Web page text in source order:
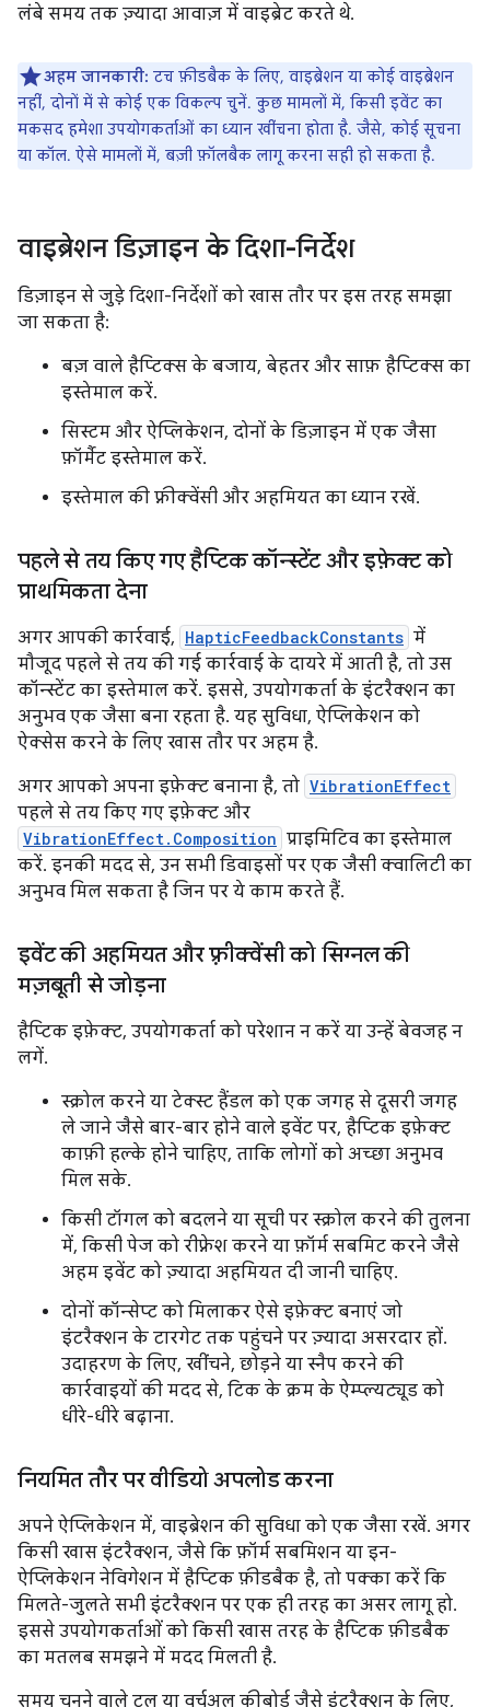
लंबे समय तक ज़्यादा आवाज़ में वाइब्रेट करते थे.
अहम जानकारी: टच फ़ीडबैक के लिए, वाइब्रेशन या कोई वाइब्रेशन
नहीं, दोनों में से कोई एक विकल्प चुनें. कुछ मामलों में, किसी इवेंट का
मकसद हमेशा उपयोगकर्ताओं का ध्यान खींचना होता है. जैसे, कोई सूचना
या कॉल. ऐसे मामलों में, बज़ी फ़ॉलबैक लागू करना सही हो सकता है.
वाइब्रेशन डिज़ाइन के दिशा-निर्देश
डिज़ाइन से जुड़े दिशा-निर्देशों को खास तौर पर इस तरह समझा
जा सकता है:
बज़ वाले हैप्टिक्स के बजाय, बेहतर और साफ़ हैप्टिक्स का
इस्तेमाल करें.
सिस्टम और ऐप्लिकेशन, दोनों के डिज़ाइन में एक जैसा
फ़ॉर्मैट इस्तेमाल करें.
इस्तेमाल की फ़्रीक्वेंसी और अहमियत का ध्यान रखें.
पहले से तय किए गए हैप्टिक कॉन्स्टेंट और इफ़ेक्ट को
प्राथमिकता देना
अगर आपकी कार्रवाई, HapticFeedbackConstants में
मौजूद पहले से तय की गई कार्रवाई के दायरे में आती है, तो उस
कॉन्स्टेंट का इस्तेमाल करें. इससे, उपयोगकर्ता के इंटरैक्शन का
अनुभव एक जैसा बना रहता है. यह सुविधा, ऐप्लिकेशन को
ऐक्सेस करने के लिए खास तौर पर अहम है.
अगर आपको अपना इफ़ेक्ट बनाना है, तो VibrationEffect
पहले से तय किए गए इफ़ेक्ट और
VibrationEffect.Composition प्राइमिटिव का इस्तेमाल
करें. इनकी मदद से, उन सभी डिवाइसों पर एक जैसी क्वालिटी का
अनुभव मिल सकता है जिन पर ये काम करते हैं.
इवेंट की अहमियत और फ़्रीक्वेंसी को सिग्नल की
मज़बूती से जोड़ना
हैप्टिक इफ़ेक्ट, उपयोगकर्ता को परेशान न करें या उन्हें बेवजह न
लगें.
स्क्रोल करने या टेक्स्ट हैंडल को एक जगह से दूसरी जगह
ले जाने जैसे बार-बार होने वाले इवेंट पर, हैप्टिक इफ़ेक्ट
काफ़ी हल्के होने चाहिए, ताकि लोगों को अच्छा अनुभव
मिल सके.
किसी टॉगल को बदलने या सूची पर स्क्रोल करने की तुलना
में, किसी पेज को रीफ़्रेश करने या फ़ॉर्म सबमिट करने जैसे
अहम इवेंट को ज़्यादा अहमियत दी जानी चाहिए.
दोनों कॉन्सेप्ट को मिलाकर ऐसे इफ़ेक्ट बनाएं जो
इंटरैक्शन के टारगेट तक पहुंचने पर ज़्यादा असरदार हों.
उदाहरण के लिए, खींचने, छोड़ने या स्नैप करने की
कार्रवाइयों की मदद से, टिक के क्रम के ऐम्प्ल्यट्यूड को
धीरे-धीरे बढ़ाना.
नियमित तौर पर वीडियो अपलोड करना
अपने ऐप्लिकेशन में, वाइब्रेशन की सुविधा को एक जैसा रखें. अगर
किसी खास इंटरैक्शन, जैसे कि फ़ॉर्म सबमिशन या इन-
ऐप्लिकेशन नेविगेशन में हैप्टिक फ़ीडबैक है, तो पक्का करें कि
मिलते-जुलते सभी इंटरैक्शन पर एक ही तरह का असर लागू हो.
इससे उपयोगकर्ताओं को किसी खास तरह के हैप्टिक फ़ीडबैक
का मतलब समझने में मदद मिलती है.
समय चुनने वाले टूल या वर्चुअल कीबोर्ड जैसे इंटरैक्शन के लिए,